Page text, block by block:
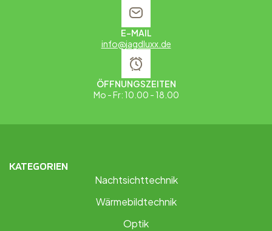
E-MAIL
info@jagdluxx.de
ÖFFNUNGSZEITEN
Mo - Fr: 10.00 - 18.00
KATEGORIEN
Nachtsichttechnik
Wärmebildtechnik
Optik